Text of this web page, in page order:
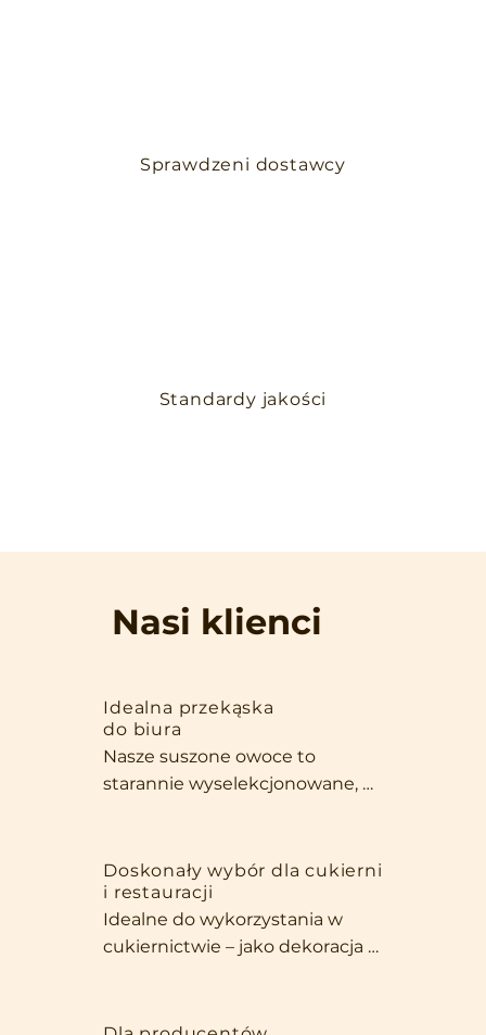
Sprawdzeni dostawcy
Standardy jakości
Nasi klienci
Idealna przekąska
do biura
Nasze suszone owoce to
starannie wyselekcjonowane,
jak i jakością. Dzięki swojej
wielkości i intensywnemu
aromatowi są stworzone, aby
być samodzielną przekąską,
Doskonały wybór dla cukierni
i restauracji
Idealne do wykorzystania w
cukiernictwie – jako dekoracja
Intensywny aromat, piękny